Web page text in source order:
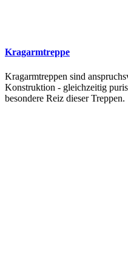
Kragarmtreppe
Kragarmtreppen sind
Konstruktion - gleichzeitig
besondere Reiz dieser Treppen.